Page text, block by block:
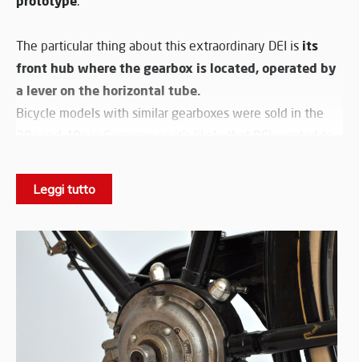
The particular thing about this extraordinary DEI is its
front hub where the gearbox is located, operated by
a lever on the horizontal tube.
Bicycle models with similar gearboxes were sold in the
TheUmberto Dei
quality “machines” and kept operating in that way. Dei
will become famous especially for its touring bikes with
rod brakes; it also produced excellent racing and track
bicycles. After WWI the company dedicated also to
motorcycles. The brand was later taken over byAtala.
Leggi tutto